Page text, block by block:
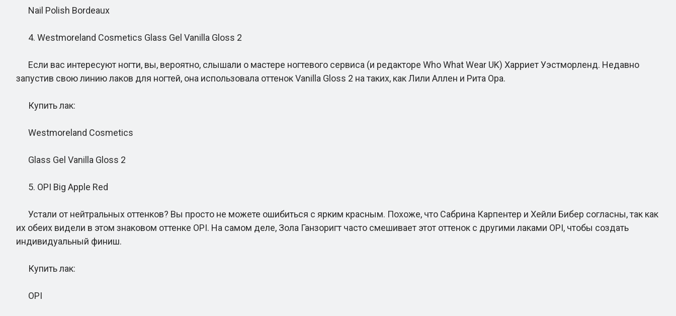
Nail Polish Bordeaux
4. Westmoreland Cosmetics Glass Gel Vanilla Gloss 2
Если вас интересуют ногти, вы, вероятно, слышали о мастере ногтевого сервиса (и редакторе Who What Wear UK) Харриет Уэстморленд. Недавно
запустив свою линию лаков для ногтей, она использовала оттенок Vanilla Gloss 2 на таких, как Лили Аллен и Рита Ора.
Купить лак:
Westmoreland Cosmetics
Glass Gel Vanilla Gloss 2
5. OPI Big Apple Red
Устали от нейтральных оттенков? Вы просто не можете ошибиться с ярким красным. Похоже, что Сабрина Карпентер и Хейли Бибер согласны, так как
их обеих видели в этом знаковом оттенке OPI. На самом деле, Зола Ганзоригт часто смешивает этот оттенок с другими лаками OPI, чтобы создать
индивидуальный финиш.
Купить лак:
OPI